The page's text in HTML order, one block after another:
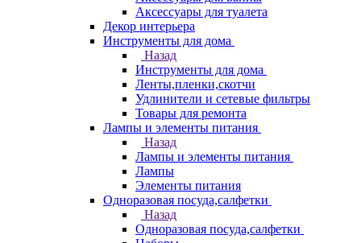
Аксессуары для туалета
Декор интерьера
Инструменты для дома
Назад
Инструменты для дома
Ленты,пленки,скотчи
Удлинители и сетевые фильтры
Товары для ремонта
Лампы и элементы питания
Назад
Лампы и элементы питания
Лампы
Элементы питания
Одноразовая посуда,салфетки
Назад
Одноразовая посуда,салфетки